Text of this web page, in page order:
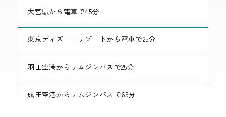
大宮駅から電車で45分
東京ディズニーリゾートから電車で25分
羽田空港からリムジンバスで25分
成田空港からリムジンバスで65分